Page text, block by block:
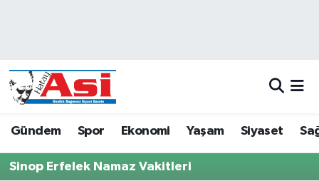
Gündem Spor Ekonomi Yaşam Siyaset
Sinop Erfelek Namaz Vakitleri
Dünya
Eğitim
Ekonomi
Trafik Durumu
Süper Lig Puan Durumu ve Fikstür
Tüm Manşetler